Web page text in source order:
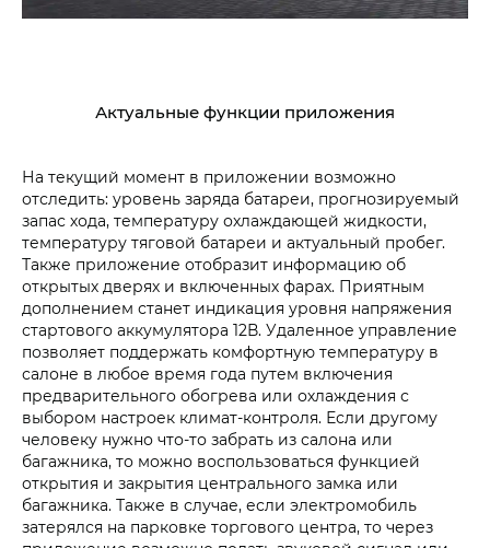
Актуальные функции приложения
На текущий момент в приложении возможно
отследить: уровень заряда батареи, прогнозируемый
запас хода, температуру охлаждающей жидкости,
температуру тяговой батареи и актуальный пробег.
Также приложение отобразит информацию об
открытых дверях и включенных фарах. Приятным
дополнением станет индикация уровня напряжения
стартового аккумулятора 12В. Удаленное управление
позволяет поддержать комфортную температуру в
салоне в любое время года путем включения
предварительного обогрева или охлаждения с
выбором настроек климат-контроля. Если другому
человеку нужно что-то забрать из салона или
багажника, то можно воспользоваться функцией
открытия и закрытия центрального замка или
багажника. Также в случае, если электромобиль
затерялся на парковке торгового центра, то через